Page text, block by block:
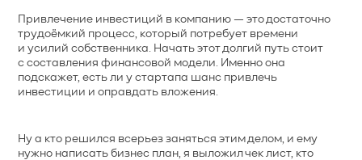
Привлечение инвестиций в компанию — это достаточно
трудоёмкий процесс, который потребует времени
и усилий собственника. Начать этот долгий путь стоит
с составления финансовой модели. Именно она
подскажет, есть ли у стартапа шанс привлечь
инвестиции и оправдать вложения.
Ну а кто решился всерьез заняться этим делом, и ему
нужно написать бизнес план, я выложил чек лист, кто